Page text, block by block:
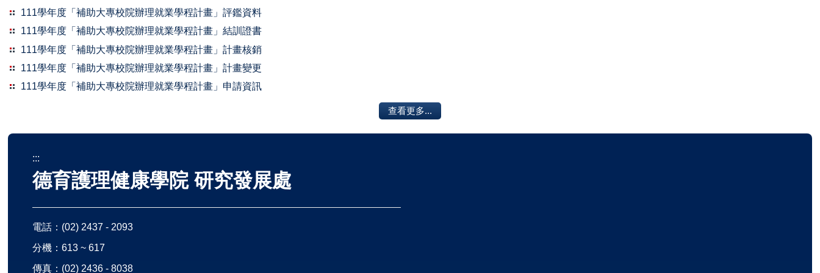
111學年度「補助大專校院辦理就業學程計畫」評鑑資料
111學年度「補助大專校院辦理就業學程計畫」結訓證書
111學年度「補助大專校院辦理就業學程計畫」計畫核銷
111學年度「補助大專校院辦理就業學程計畫」計畫變更
111學年度「補助大專校院辦理就業學程計畫」申請資訊
查看更多...
:::
德育護理健康學院 研究發展處
電話： (02) 2437 - 2093
分機：613 ~ 617
傳真：(02) 2436 - 8038